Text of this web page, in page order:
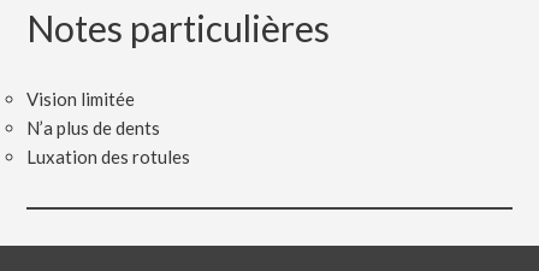
Notes particulières
Vision limitée
N’a plus de dents
Luxation des rotules